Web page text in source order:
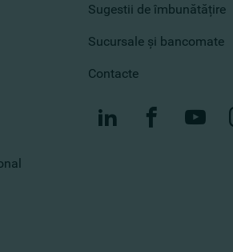
Sugestii de îmbunătățire
Sucursale și bancomate
Contacte